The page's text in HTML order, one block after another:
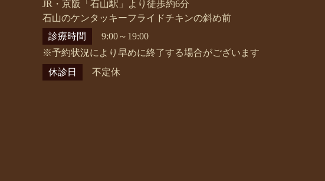
JR・京阪「石山駅」より徒歩約6分
石山のケンタッキーフライドチキンの斜め前
診療時間
9:00～19:00
※予約状況により早めに終了する場合がございます
休診日
不定休